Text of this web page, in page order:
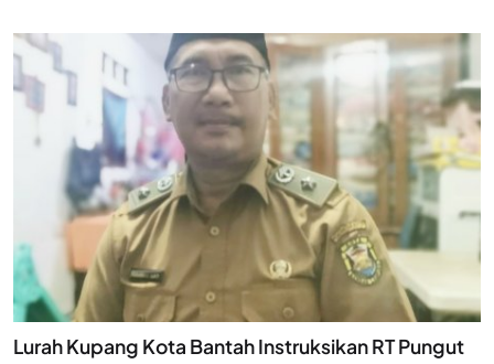
Lurah Kupang Kota Bantah Instruksikan RT Pungut